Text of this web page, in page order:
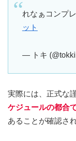
れなぁコンプ
ット
— トキ
実際には、正式な
ケジュールの都合
あることが確認さ